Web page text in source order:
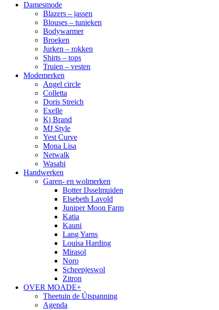
Damesmode
Blazers – jassen
Blouses – tunieken
Bodywarmer
Broeken
Jurken – rokken
Shirts – tops
Truien – vesten
Modemerken
Angel circle
Colletta
Doris Streich
Exelle
Kj Brand
MJ Style
Yest Curve
Mona Lisa
Netwalk
Wasabi
Handwerken
Garen- en wolmerken
Botter IJsselmuiden
Elsebeth Lavold
Juniper Moon Farm
Katia
Kauni
Lang Yarns
Louisa Harding
Mirasol
Noro
Scheepjeswol
Zitron
OVER MOADE+
Theetuin de Útspanning
Agenda